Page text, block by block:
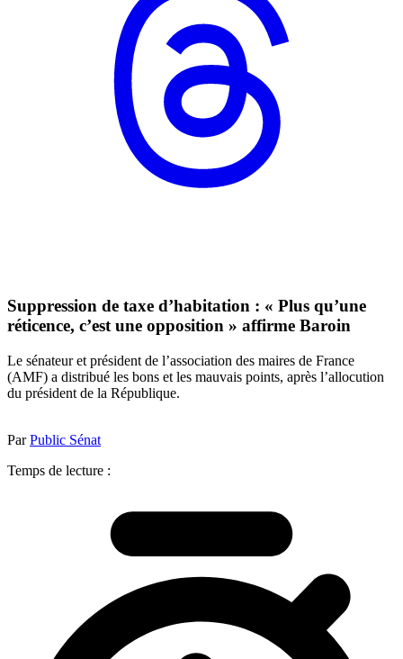
Suppression de taxe d’habitation : « Plus qu’une
réticence, c’est une opposition » affirme Baroin
Le sénateur et président de l’association des maires de France
(AMF) a distribué les bons et les mauvais points, après l’allocution
du président de la République.
ParPublic Sénat
Temps de lecture :